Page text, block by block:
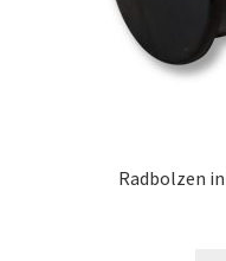
Radbolzen